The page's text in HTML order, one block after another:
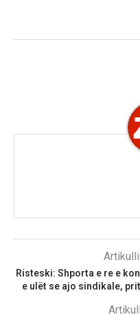
Risteski: Shporta e re e
e ulët se ajo sindikale,